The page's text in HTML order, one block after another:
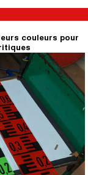
couleurs pour